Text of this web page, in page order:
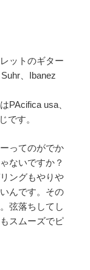
ットのギター
、Ibanez
PAcifica usa、
です。
ってのがでか
ないですか？
ングもやりや
んです。その
弦落ちしてし
スムーズでピ